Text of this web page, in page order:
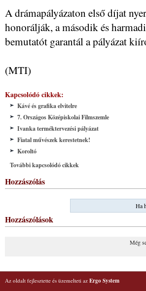
A drámapályázaton első díjat
honorálják, a második és
bemutatót garantál a pályázat
(MTI)
Kapcsolódó cikkek:
Kávé és grafika elvitelre
7. Országos Középiskolai Filmszemle
Ivanka terméktervezési pályázat
Fiatal művészek kerestetnek!
Koroltó
További kapcsolódó cikkek
Hozzászólás
Ha
Hozzászólások
Még
Az oldalt fejlesztette és üzemelteti az Ergo System